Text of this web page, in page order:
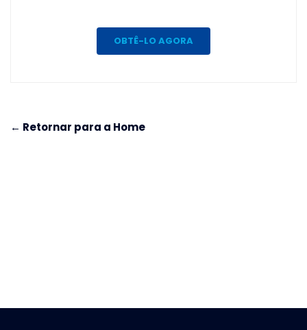
OBTÊ-LO AGORA
← Retornar para a Home